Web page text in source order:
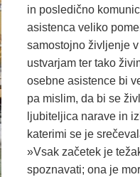
in posledično
asistenca veliko
samostojno življenje
ustvarjam ter tako
osebne asistence bi
pa mislim, da bi se
ljubiteljica narave in
katerimi se je
»Vsak začetek je
spoznavati; ona je